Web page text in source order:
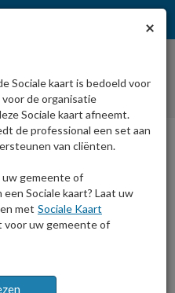
login
×
Sociale kaart is bedoeld voor
de organisatie
Sociale kaart afneemt.
de professional een set aan
van cliënten.
uw gemeente of
Sociale kaart? Laat uw
met Sociale Kaart
voor uw gemeente of